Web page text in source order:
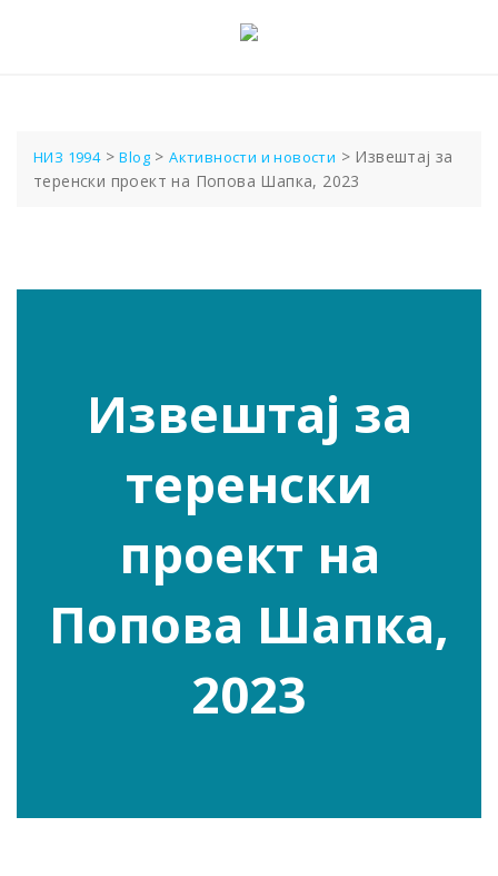
НИЗ 1994>Blog >Активности и новости > Извештај за
теренски проект на Попова Шапка, 2023
Извештај за
теренски
проект на
Попова Шапка,
2023